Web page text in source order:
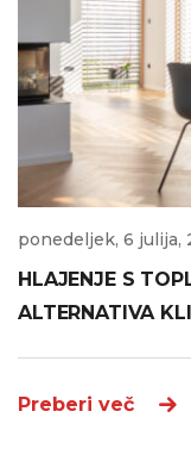
ponedeljek, 6 julija,
HLAJENJE S
ALTERNATIVA
Preberi več